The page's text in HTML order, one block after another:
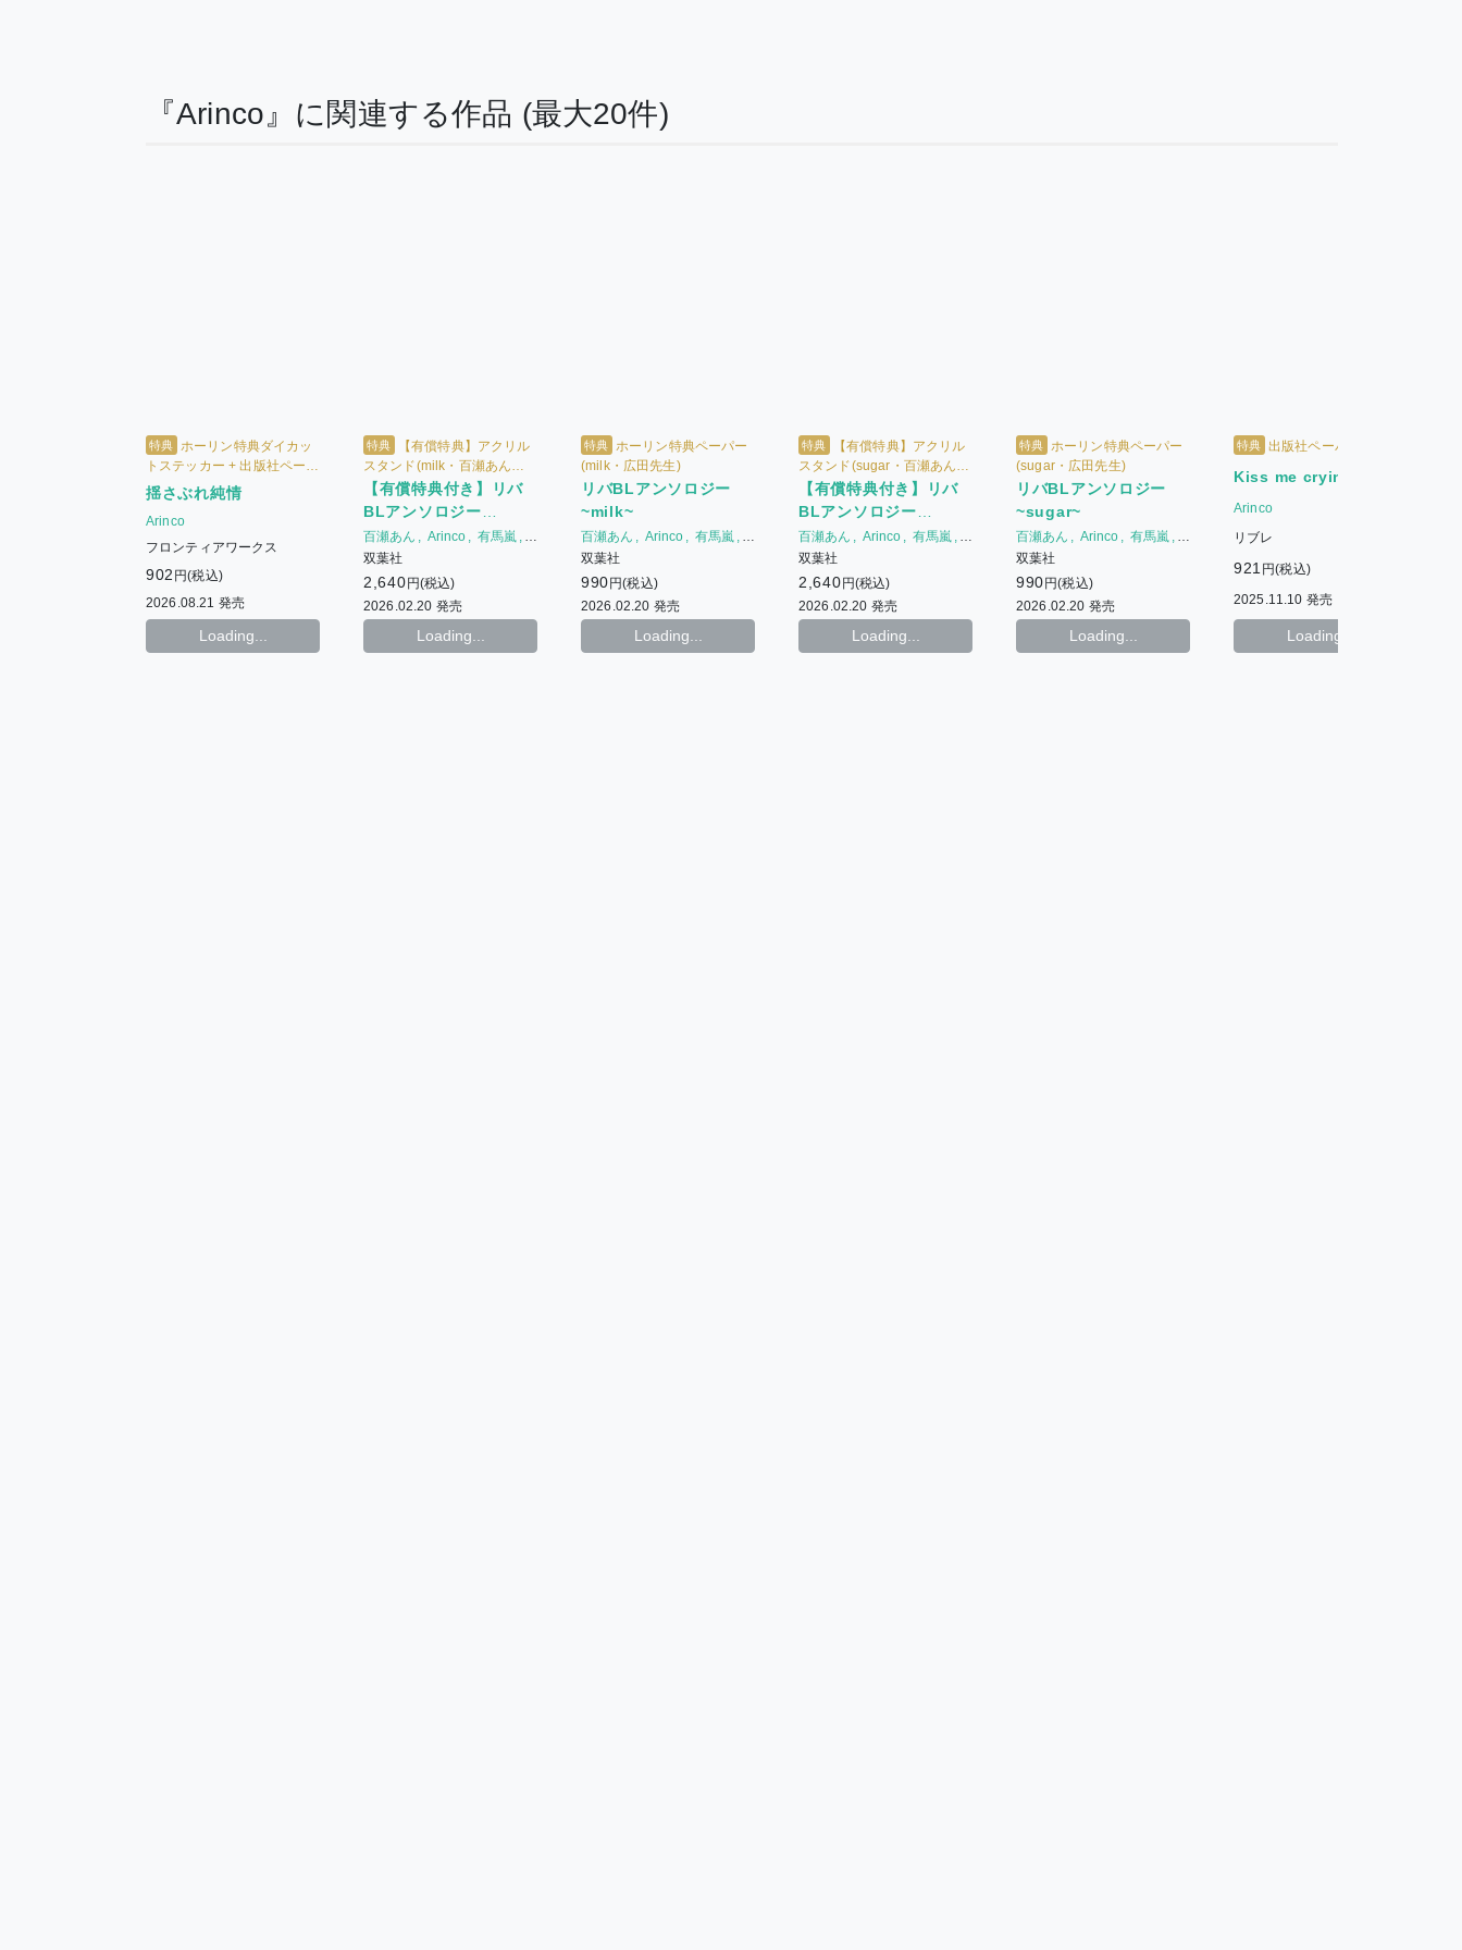
『Arinco』に関連する作品 (最大20件)
特典 ホーリン特典ダイカッ
トステッカー + 出版社ペーパ
ー
揺さぶれ純情
Arinco
フロンティアワークス
902 円(税込)
2026.08.21 発売
Loading...
特典
【有償特典】アクリル
スタンド(milk・百瀬あん先
生) + ホーリン特典ペーパー
(milk・広田先生)
【有償特典付き】リバ
BLアンソロジー
~milk~
百瀬あん Arinco
有馬嵐
もちた
榎木えのすけ
beno
双葉社
2,640円(税込)
2026.02.20 発売
Loading...
特典 ホーリン特典ペーパー
(milk・広田先生)
リバBLアンソロジー
~milk~
百瀬あん Arinco
有馬嵐
もちた
榎木えのすけ
双葉社
990円(税込)
2026.02.20 発売
Loading...
特典
【有償特典】アクリル
スタンド(sugar・百瀬あん先
生) + ホーリン特典ペーパー
(sugar・広田先生)
【有償特典付き】リバ
BLアンソロジー
~sugar~
百瀬あん Arinco
有馬嵐
もちた
榎木えのすけ
beno
双葉社
2,640円(税込)
2026.02.20 発売
Loading...
特典 ホーリン特典ペーパー
(sugar・広田先生)
リバBLアンソロジー
~sugar~
百瀬あん Arinco
有馬嵐
もちた
榎木えのすけ
双葉社
990円(税込)
2026.02.20 発売
Loading...
特典 出版社ペーパー
Kiss me crying(5)
Arinco
リブレ
921 円(税込)
2025.11.10 発売
Loading...